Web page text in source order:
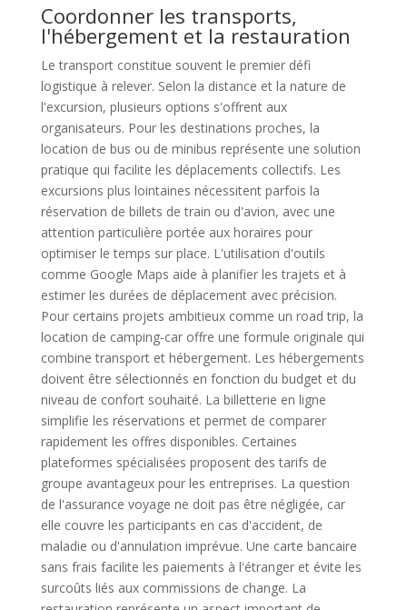
Coordonner les transports,
l'hébergement et la restauration
Le transport constitue souvent le premier défi
logistique à relever. Selon la distance et la nature de
l'excursion, plusieurs options s'offrent aux
organisateurs. Pour les destinations proches, la
location de bus ou de minibus représente une solution
pratique qui facilite les déplacements collectifs. Les
excursions plus lointaines nécessitent parfois la
réservation de billets de train ou d'avion, avec une
attention particulière portée aux horaires pour
optimiser le temps sur place. L'utilisation d'outils
comme Google Maps aide à planifier les trajets et à
estimer les durées de déplacement avec précision.
Pour certains projets ambitieux comme un road trip, la
location de camping-car offre une formule originale qui
combine transport et hébergement. Les hébergements
doivent être sélectionnés en fonction du budget et du
niveau de confort souhaité. La billetterie en ligne
simplifie les réservations et permet de comparer
rapidement les offres disponibles. Certaines
plateformes spécialisées proposent des tarifs de
groupe avantageux pour les entreprises. La question
de l'assurance voyage ne doit pas être négligée, car
elle couvre les participants en cas d'accident, de
maladie ou d'annulation imprévue. Une carte bancaire
sans frais facilite les paiements à l'étranger et évite les
surcoûts liés aux commissions de change. La